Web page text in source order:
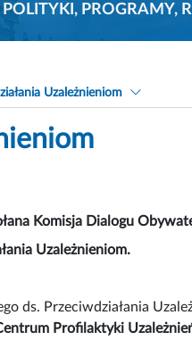
POLITYKI, PROGRAMY,
Uzależnieniom
Komisja Dialogu
Uzależnieniom.
ds. Przeciwdziałania
Profilaktyki